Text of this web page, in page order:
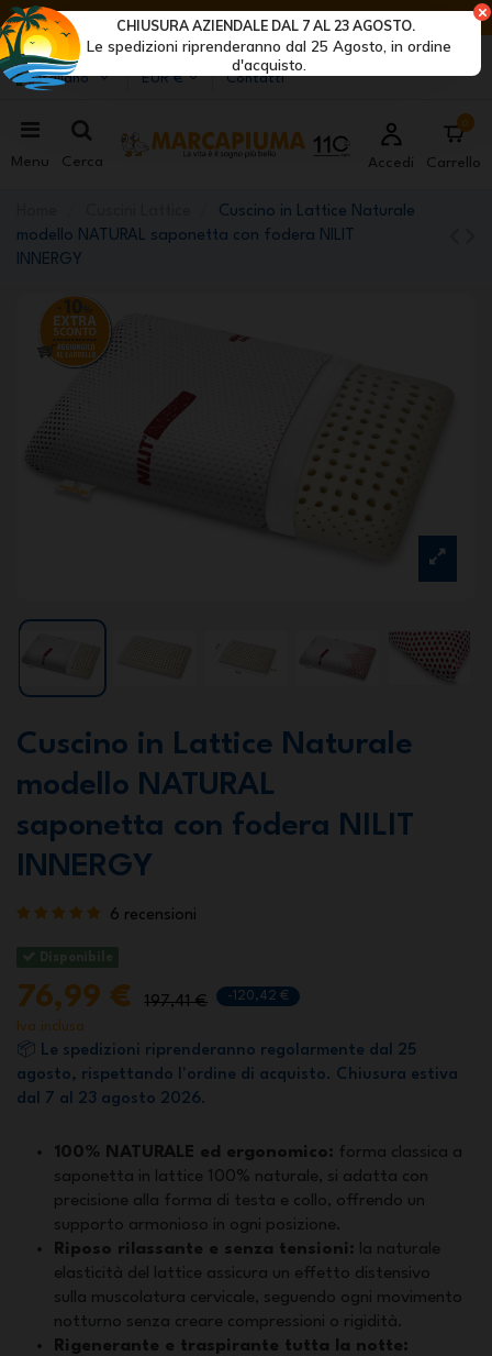
ULTIMI GIORNI DI SCONTI: AFFRETTATI! >
Marcapiuma| Produttori di materassi, cuscini e reti
Italiano
EUR € Contatti
Menu Cerca Accedi
0
Carrello
Cuscino in Lattice Naturale
modello NATURAL saponetta con fodera NILIT
INNERGY
Cuscino in Lattice Naturale
modello NATURAL
saponetta con fodera NILIT
INNERGY
6 recensioni
76,99 € 197,41 € -120,42 €
Iva inclusa
📦 Le spedizioni riprenderanno regolarmente dal 25
agosto, rispettando l'ordine di acquisto. Chiusura estiva
dal 7 al 23 agosto 2026.
100% NATURALE ed ergonomico: forma classica a
saponetta in lattice 100% naturale, si adatta con
precisione alla forma di testa e collo, offrendo un
supporto armonioso in ogni posizione.
Riposo rilassante e senza tensioni: la naturale
elasticità del lattice assicura un effetto distensivo
sulla muscolatura cervicale, seguendo ogni movimento
notturno senza creare compressioni o rigidità.
Rigenerante e traspirante tutta la notte:
Le spedizioni riprenderanno dal 25 Agosto, in ordine
d'acquisto.
CHIUSURA AZIENDALE DAL 7 AL 23 AGOSTO.